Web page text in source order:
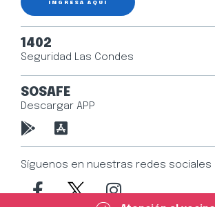
INGRESA AQUÍ
1402
Seguridad Las Condes
SOSAFE
Descargar APP
Síguenos en nuestras redes sociales